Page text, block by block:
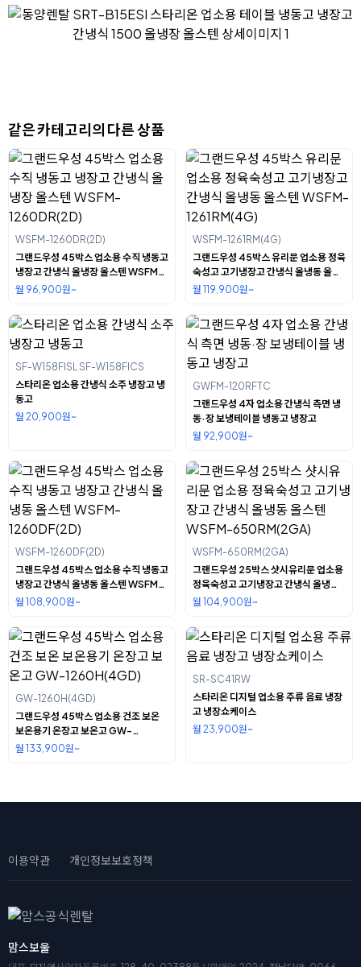
같은 카테고리의 다른 상품
WSFM-1260DR(2D)
그랜드우성 45박스 업소용 수직 냉동고
냉장고 간냉식 올냉장 올스텐 WSFM-
1260DR(2D)
월 96,900원~
WSFM-1261RM(4G)
그랜드우성 45박스 유리문 업소용 정육
숙성고 고기냉장고 간냉식 올냉동 올스
텐 WSFM-1261RM(4G)
월 119,900원~
SF-W158FISL SF-W158FICS
스타리온 업소용 간냉식 소주 냉장고 냉
동고
월 20,900원~
GWFM-120RFTC
그랜드우성 4자 업소용 간냉식 측면 냉
동·장 보냉테이블 냉동고 냉장고
월 92,900원~
WSFM-1260DF(2D)
그랜드우성 45박스 업소용 수직 냉동고
냉장고 간냉식 올냉동 올스텐 WSFM-
1260DF(2D)
월 108,900원~
WSFM-650RM(2GA)
그랜드우성 25박스 샷시유리문 업소용
정육숙성고 고기냉장고 간냉식 올냉동
올스텐 WSFM-650RM(2GA)
월 104,900원~
GW-1260H(4GD)
그랜드우성 45박스 업소용 건조 보온
보온용기 온장고 보온고 GW-
1260H(4GD)
월 133,900원~
SR-SC41RW
스타리온 디지털 업소용 주류 음료 냉장
고 냉장쇼케이스
월 23,900원~
이용약관 개인정보보호정책
맘스보울